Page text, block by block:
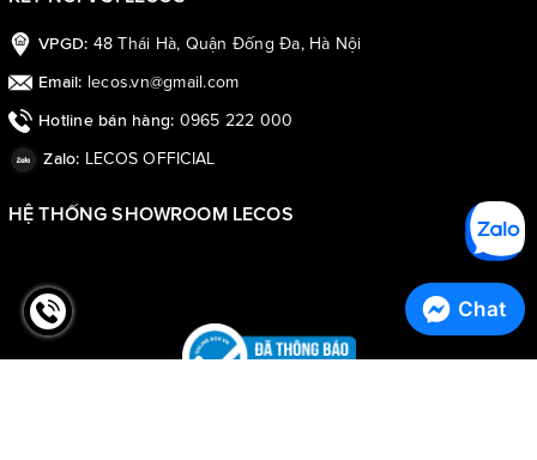
VPGD: 48 Thái Hà, Quận Đống Đa, Hà Nội
Email: lecos.vn@gmail.com
Hotline bán hàng: 0965 222 000
Zalo: LECOS OFFICIAL
HỆ THỐNG SHOWROOM LECOS
Chat